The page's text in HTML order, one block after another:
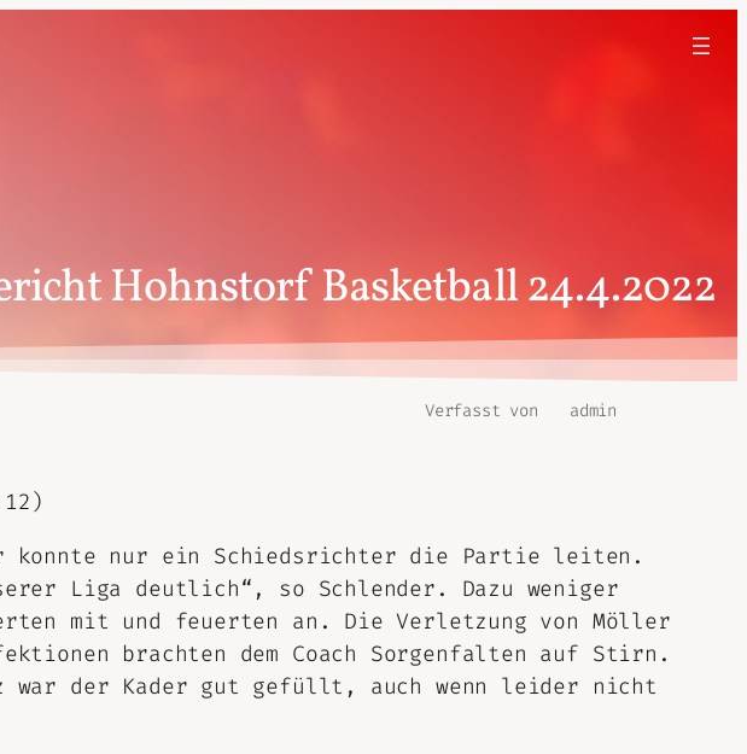
Hohnstorf Basketball 24.4.2022
Verfasst von admin
konnte nur ein Schiedsrichter die Partie leiten.
Liga deutlich“, so Schlender. Dazu weniger
mit und feuerten an. Die Verletzung von Möller
brachten dem Coach Sorgenfalten auf Stirn.
war der Kader gut gefüllt, auch wenn leider nicht